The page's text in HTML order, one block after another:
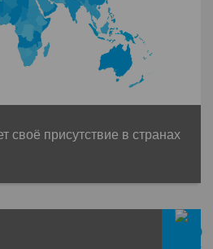
своё присутствие в странах